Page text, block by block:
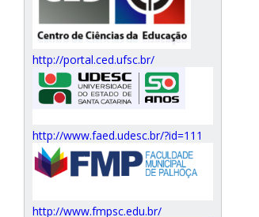
http://portal.ced.ufsc.br/
http://www.faed.udesc.br/?id=111
http://www.fmpsc.edu.br/